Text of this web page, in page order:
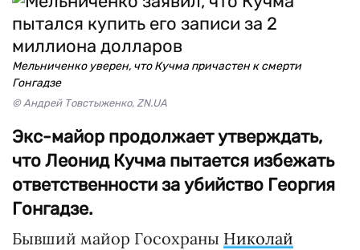
Мельниченко уверен, что Кучма причастен к смерти
Гонгадзе
© Андрей Товстыженко, ZN.UA
Экс-майор продолжает утверждать,
что Леонид Кучма пытается избежать
ответственности за убийство Георгия
Гонгадзе.
Бывший майор Госохраны Николай